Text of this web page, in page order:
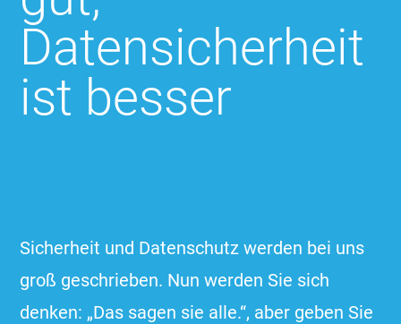
Datensicherheit
ist besser
Sicherheit und Datenschutz werden bei uns
groß geschrieben. Nun werden Sie sich
denken: „Das sagen sie alle.“, aber geben Sie